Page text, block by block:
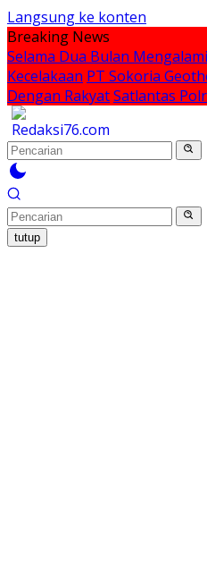
Langsung ke konten
Breaking News
Selama Dua Bulan
Kecelakaan PT Sokoria
Dengan RakyatSatlantas
tutup